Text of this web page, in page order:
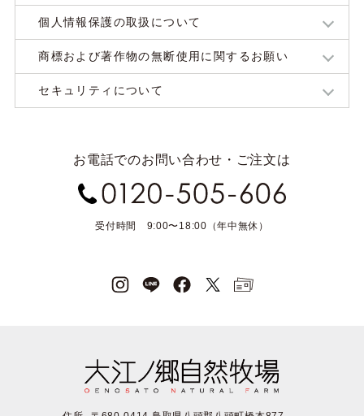
個人情報保護の取扱について
商標および著作物の無断使用に関するお願い
セキュリティについて
お電話でのお問い合わせ・ご注文は
受付時間 9:00〜18:00（年中無休）